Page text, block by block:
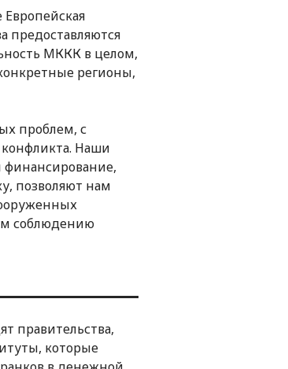
предоставляются
МККК в целом,
регионы,
проблем, с
Наши
позволяют нам
соблюдению
правительства,
которые